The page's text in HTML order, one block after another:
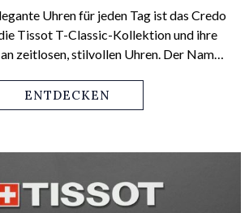
Uhren für jeden Tag ist das Credo
Tissot T-Classic-Kollektion und ihre
zeitlosen, stilvollen Uhren. Der Name
immer und bei jeder Gelegenheit
– mit minimalistischem, klarem
jedem Outfit und jedem Anlass
ENTDECKEN